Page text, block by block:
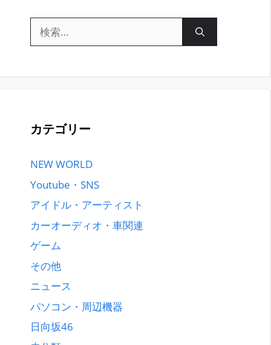
索:
カテゴリー
NEW WORLD
Youtube・SNS
アイドル・アーティスト
カーオーディオ・車関連
ゲーム
その他
ニュース
パソコン・周辺機器
日向坂46